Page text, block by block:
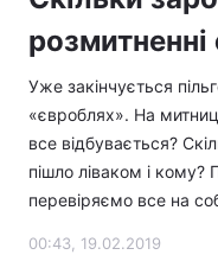
Уже закінчується
«євроблях». На
все відбувається?
пішло ліваком і
перевіряємо все на
00:43, 19.02.2019